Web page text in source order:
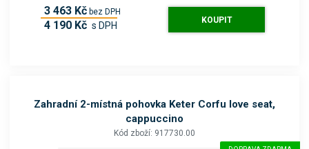
3 463 Kč bez DPH
4 190 Kč s DPH KOUPIT
Zahradní 2-místná pohovka Keter Corfu love seat,
cappuccino
Kód zboží: 917730.00